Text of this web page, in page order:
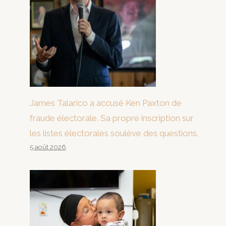
James Talarico a accusé Ken Paxton de
fraude électorale. Sa propre inscription sur
les listes électorales soulève des questions.
5 août 2026